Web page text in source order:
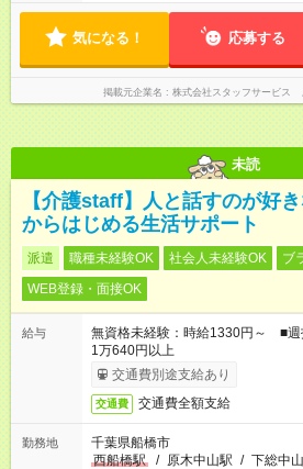
気になる！ 応募する
掲載元企業名 株式会社スタッフサービス
未読
【介護staff】人と話すのが好
からはじめる生活サポート
派遣 職種未経験OK 社会人未経験OK
ブ
WEB登録・面接OK
給与
無資格未経験：時給1330円～ ■
1万640円以上
交通費別途支給あり
交通費 交通費全額支給
勤務地
千葉県船橋市
西船橋駅
/ 原木中山駅 / 下総中